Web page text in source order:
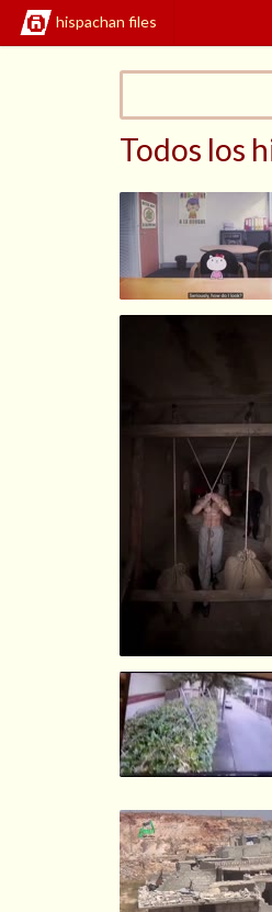
hispachan files
Todos los